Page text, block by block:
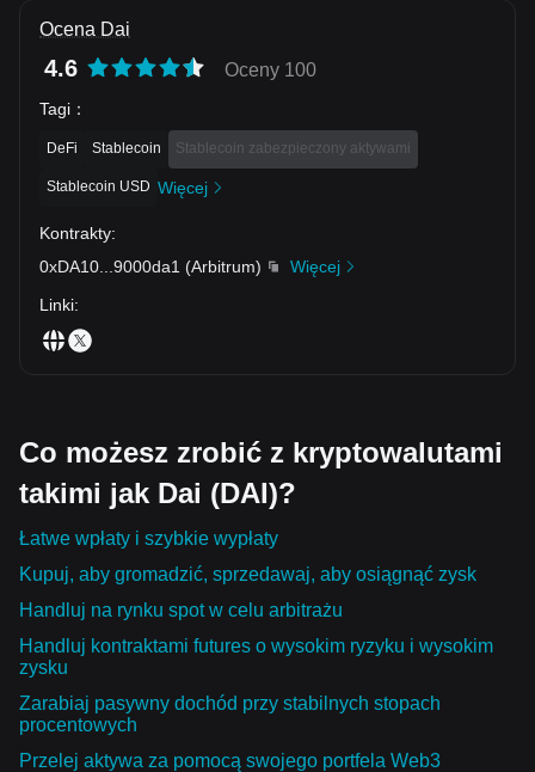
Ocena Dai
4.6 Oceny 100
Tagi ：
DeFi Stablecoin Stablecoin zabezpieczony aktywami
Stablecoin USD Więcej
Kontrakty:
0xDA10
9000da1 (Arbitrum)
Więcej
Linki:
Co możesz zrobić z kryptowalutami
takimi jak Dai (DAI)?
Łatwe wpłaty i szybkie wypłaty
Kupuj, aby gromadzić, sprzedawaj, aby osiągnąć zysk
Handluj na rynku spot w celu arbitrażu
Handluj kontraktami futures o wysokim ryzyku i wysokim
zysku
Zarabiaj pasywny dochód przy stabilnych stopach
procentowych
Przelej aktywa za pomocą swojego portfela Web3